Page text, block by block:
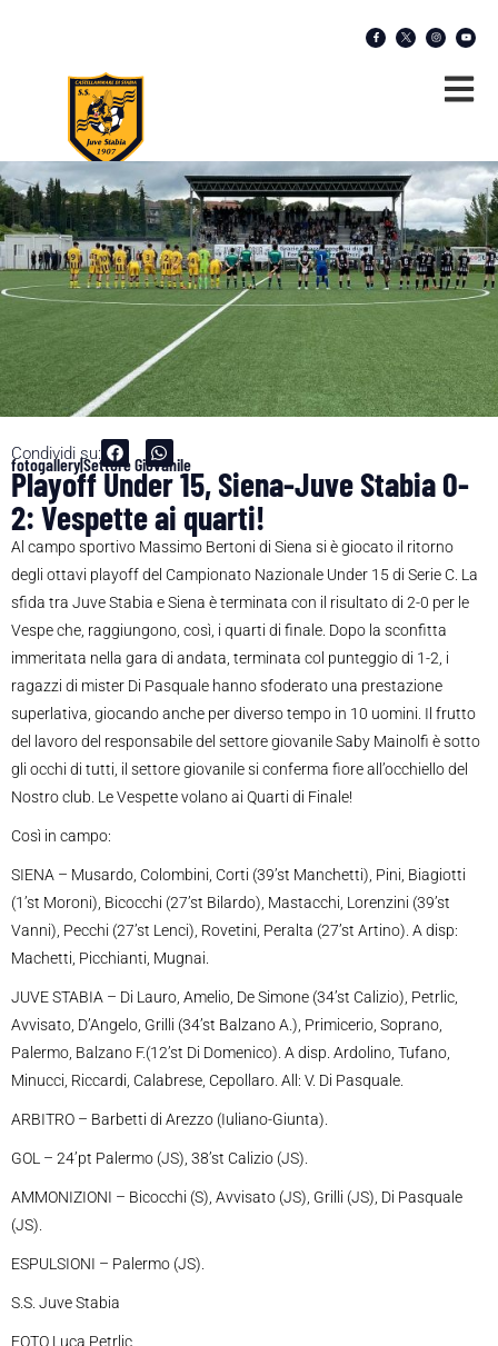
Condividi su:
fotogallery|Settore Giovanile
Playoff Under 15, Siena-Juve Stabia 0-
2: Vespette ai quarti!
Al campo sportivo Massimo Bertoni di Siena si è giocato il ritorno
degli ottavi playoff del Campionato Nazionale Under 15 di Serie C. La
sfida tra Juve Stabia e Siena è terminata con il risultato di 2-0 per le
Vespe che, raggiungono, così, i quarti di finale. Dopo la sconfitta
immeritata nella gara di andata, terminata col punteggio di 1-2, i
ragazzi di mister Di Pasquale hanno sfoderato una prestazione
superlativa, giocando anche per diverso tempo in 10 uomini. Il frutto
del lavoro del responsabile del settore giovanile Saby Mainolfi è sotto
gli occhi di tutti, il settore giovanile si conferma fiore all’occhiello del
Nostro club. Le Vespette volano ai Quarti di Finale!
Così in campo:
SIENA – Musardo, Colombini, Corti (39’st Manchetti), Pini, Biagiotti
(1’st Moroni), Bicocchi (27’st Bilardo), Mastacchi, Lorenzini (39’st
Vanni), Pecchi (27’st Lenci), Rovetini, Peralta (27’st Artino). A disp:
Machetti, Picchianti, Mugnai.
JUVE STABIA – Di Lauro, Amelio, De Simone (34’st Calizio), Petrlic,
Avvisato, D’Angelo, Grilli (34’st Balzano A.), Primicerio, Soprano,
Palermo, Balzano F.(12’st Di Domenico). A disp. Ardolino, Tufano,
Minucci, Riccardi, Calabrese, Cepollaro. All: V. Di Pasquale.
ARBITRO – Barbetti di Arezzo (Iuliano-Giunta).
GOL – 24’pt Palermo (JS), 38’st Calizio (JS).
AMMONIZIONI – Bicocchi (S), Avvisato (JS), Grilli (JS), Di Pasquale
(JS).
ESPULSIONI – Palermo (JS).
S.S. Juve Stabia
FOTO Luca Petrlic